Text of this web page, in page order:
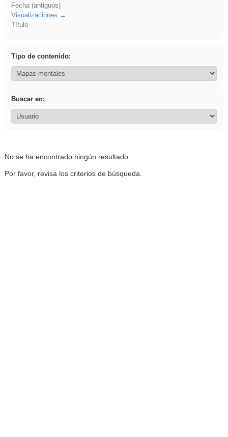
Fecha (antiguos)
Visualizaciones
Título
Tipo de contenido:
Buscar en:
No se ha encontrado ningún resultado.
Por favor, revisa los criterios de búsqueda.